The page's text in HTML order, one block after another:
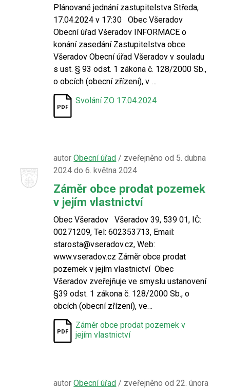
Plánované jednání zastupitelstva Středa,
17.04.2024 v 17:30 Obec Všeradov
Obecní úřad Všeradov INFORMACE o
konání zasedání Zastupitelstva obce
Všeradov Obecní úřad Všeradov v souladu
s ust. § 93 odst. 1 zákona č. 128/2000 Sb.,
o obcích (obecní zřízení), v …
Svolání ZO 17.04.2024
autorObecní úřad / zveřejněno od 5. dubna
2024 do 6. května 2024
Záměr obce prodat pozemek
v jejím vlastnictví
Obec Všeradov Všeradov 39, 539 01, IČ:
00271209, Tel: 602353713, Email:
starosta@vseradov.cz, Web:
www.vseradov.cz Záměr obce prodat
pozemek v jejím vlastnictví Obec
Všeradov zveřejňuje ve smyslu ustanovení
§39 odst. 1 zákona č. 128/2000 Sb., o
obcích (obecní zřízení), ve…
Záměr obce prodat pozemek v
jejím vlastnictví
autorObecní úřad / zveřejněno od 22. února